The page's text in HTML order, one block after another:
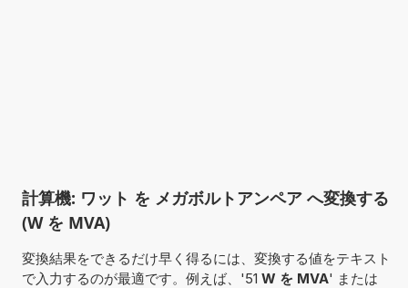
計算機: ワット を メガボルトアンペア へ変換する
(W を MVA)
変換結果をできるだけ早く得るには、変換する値をテキスト
で入力するのが最適です。例えば、'51 W を MVA' または